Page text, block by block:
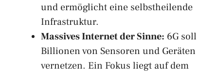
und ermöglicht eine selbstheilende
Infrastruktur.
Massives Internet der Sinne: 6G soll
Billionen von Sensoren und Geräten
vernetzen. Ein Fokus liegt auf dem